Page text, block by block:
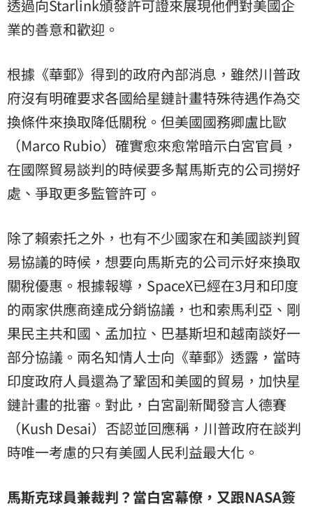
透過向Starlink頒發許可證來展現他們對美國企
業的善意和歡迎。
根據《華郵》得到的政府內部消息，雖然川普政
府沒有明確要求各國給星鏈計畫特殊待遇作為交
換條件來換取降低關稅。但美國國務卿盧比歐
（Marco Rubio）確實愈來愈常暗示白宮官員，
在國際貿易談判的時候要多幫馬斯克的公司撈好
處、爭取更多監管許可。
除了賴索托之外，也有不少國家在和美國談判貿
易協議的時候，想要向馬斯克的公司示好來換取
關稅優惠。根據報導，SpaceX已經在3月和印度
的兩家供應商達成分銷協議，也和索馬利亞、剛
果民主共和國、孟加拉、巴基斯坦和越南談好一
部分協議。兩名知情人士向《華郵》透露，當時
印度政府人員還為了鞏固和美國的貿易，加快星
鏈計畫的批審。對此，白宮副新聞發言人德賽
（Kush Desai）否認並回應稱，川普政府在談判
時唯一考慮的只有美國人民利益最大化。
馬斯克球員兼裁判？當白宮幕僚，又跟NASA簽